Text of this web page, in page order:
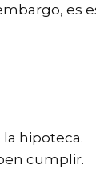
es
hipoteca.
cumplir.